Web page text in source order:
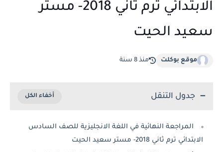
الابتدائي ترم ثاني 2018- مستر
سعيد الحيت
موقع بوكلت منذ 8 سنة
جدول التنقل
المراجعة النهائية في اللغة الانجليزية للصف السادس
الابتدائي ترم ثاني 2018- مستر سعيد الحيت